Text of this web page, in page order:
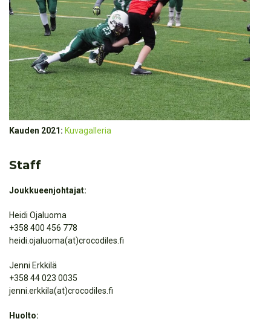
Kauden 2021: Kuvagalleria
Staff
Joukkueenjohtajat:
Heidi Ojaluoma
+358 400 456 778
heidi.ojaluoma(at)crocodiles.fi
Jenni Erkkilä
+358 44 023 0035
jenni.erkkila(at)crocodiles.fi
Huolto: